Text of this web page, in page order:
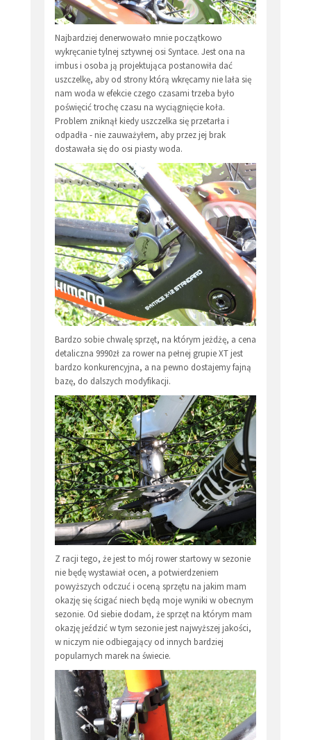
Najbardziej denerwowało mnie początkowo
wykręcanie tylnej sztywnej osi Syntace. Jest ona na
imbus i osoba ją projektująca postanowiła dać
uszczelkę, aby od strony którą wkręcamy nie lała się
nam woda w efekcie czego czasami trzeba było
poświęcić trochę czasu na wyciągnięcie koła.
Problem zniknął kiedy uszczelka się przetarła i
odpadła - nie zauważyłem, aby przez jej brak
dostawała się do osi piasty woda.
Bardzo sobie chwalę sprzęt, na którym jeżdżę, a cena
detaliczna 9990zł za rower na pełnej grupie XT jest
bardzo konkurencyjna, a na pewno dostajemy fajną
bazę, do dalszych modyfikacji.
Z racji tego, że jest to mój rower startowy w sezonie
nie będę wystawiał ocen, a potwierdzeniem
powyższych odczuć i oceną sprzętu na jakim mam
okazję się ścigać niech będą moje wyniki w obecnym
sezonie. Od siebie dodam, że sprzęt na którym mam
okazję jeździć w tym sezonie jest najwyższej jakości,
w niczym nie odbiegający od innych bardziej
popularnych marek na świecie.